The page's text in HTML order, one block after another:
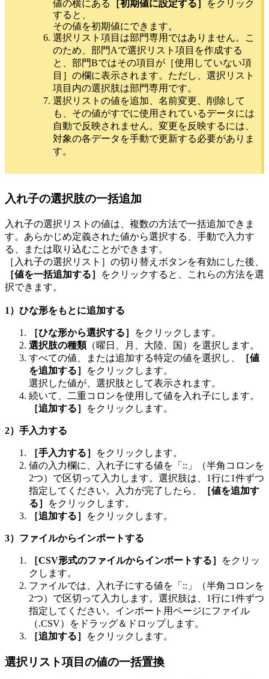
値の横にある ［初期値に設定する］
をクリック
すると、
その値を初期値にできます。
選択リスト項目は部門専用ではありません。こ
のため、部門Aで選択リスト項目を作成する
と、部門Bではその項目が［使用していない項
目］の欄に表示されます。ただし、選択リスト
項目内の選択肢は部門専用です。
選択リストの値を追加、名前変更、削除して
も、その値がすでに使用されているデータには
自動で反映されません。変更を反映するには、
対象の各データを手動で更新する必要がありま
す。
入れ子の選択肢の一括追加
入れ子の選択リストの値は、複数の方法で一括追加できま
す。あらかじめ定義された値から選択する、手動で入力す
る、または取り込むことができます。
［入れ子の選択リスト］の切り替えボタンを有効にした後、
［値を一括追加する］
をクリックすると、これらの方法を選
択できます。
1）ひな形をもとに追加する
［ひな形から選択する］
をクリックします。
選択肢の種類（曜日、月、大陸、国）を選択します。
すべての値、または追加する特定の値を選択し、
［値
を追加する］
をクリックします。
選択した値が、選択肢として表示されます。
続いて、二重コロンを使用して値を入れ子にします。
［追加する］
をクリックします。
2）手入力する
［手入力する］
をクリックします。
値の入力欄に、入れ子にする値を「::」（半角コロンを
2つ）で区切って入力します。選択肢は、1行に1件ずつ
指定してください。入力が完了したら、
［値を追加す
る］
をクリックします。
［追加する］
をクリックします。
3）ファイルからインポートする
［CSV形式のファイルからインポートする］
をクリッ
クします。
ファイルでは、入れ子にする値を「::」（半角コロンを
2つ）で区切って入力します。選択肢は、1行に1件ずつ
指定してください。インポート用ページにファイル
（.CSV）をドラッグ＆ドロップします。
［追加する］
をクリックします。
選択リスト項目の値の一括置換